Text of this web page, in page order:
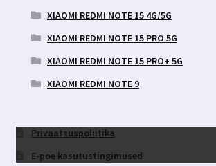
XIAOMI REDMI NOTE 15 4G/5G
XIAOMI REDMI NOTE 15 PRO 5G
XIAOMI REDMI NOTE 15 PRO+ 5G
XIAOMI REDMI NOTE 9
Privaatsuspoliitika
E-poe kasutustingimused